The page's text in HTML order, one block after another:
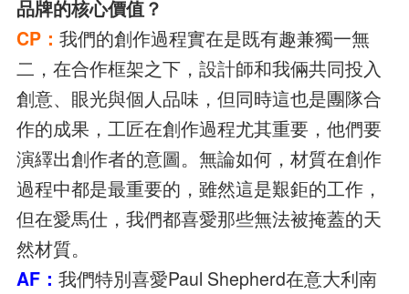
品牌的核心價值？
CP： 我們的創作過程實在是既有趣兼獨一無
二，在合作框架之下，設計師和我倆共同投入
創意、眼光與個人品味，但同時這也是團隊合
作的成果，工匠在創作過程尤其重要，他們要
演繹出創作者的意圖。無論如何，材質在創作
過程中都是最重要的，雖然這是艱鉅的工作，
但在愛馬仕，我們都喜愛那些無法被掩蓋的天
然材質。
AF： 我們特別喜愛Paul Shepherd在意大利南